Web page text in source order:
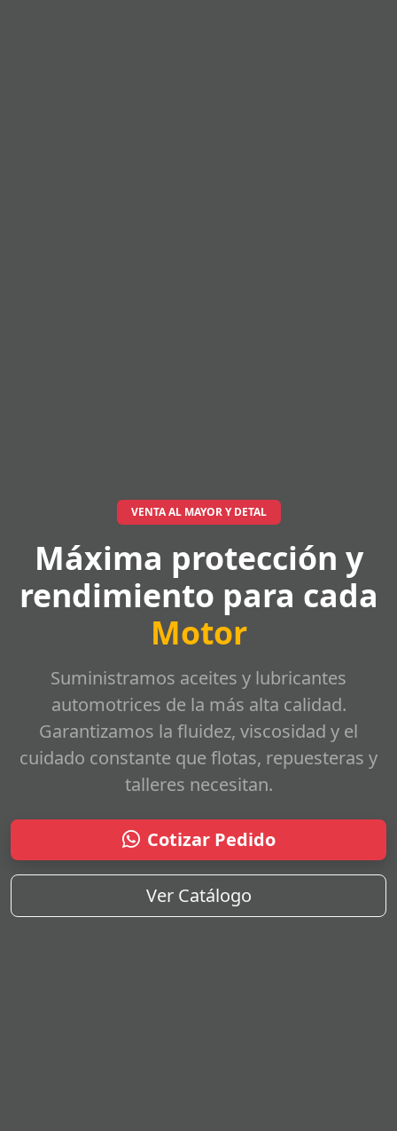
VENTA AL MAYOR Y DETAL
Máxima protección y
rendimiento para cada
Motor
Suministramos aceites y lubricantes
automotrices de la más alta calidad.
Garantizamos la fluidez, viscosidad y el
cuidado constante que flotas, repuesteras y
talleres necesitan.
Cotizar Pedido
Ver Catálogo